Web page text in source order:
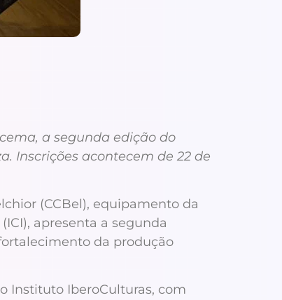
a segunda edição do
Inscrições acontecem de 22 de
(CCBel), equipamento da
apresenta a segunda
da produção
Instituto IberoCulturas, com